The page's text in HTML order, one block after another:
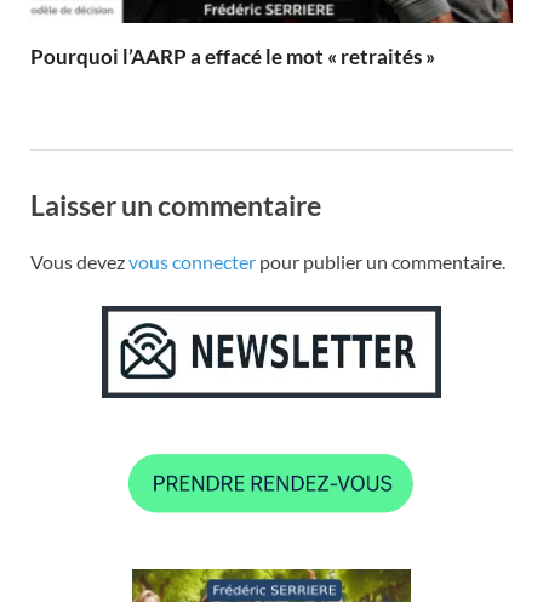
Pourquoi l’AARP a effacé le mot « retraités »
Laisser un commentaire
Vous devezvous connecter pour publier un commentaire.